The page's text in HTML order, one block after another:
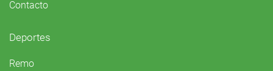
Contacto
Deportes
Remo